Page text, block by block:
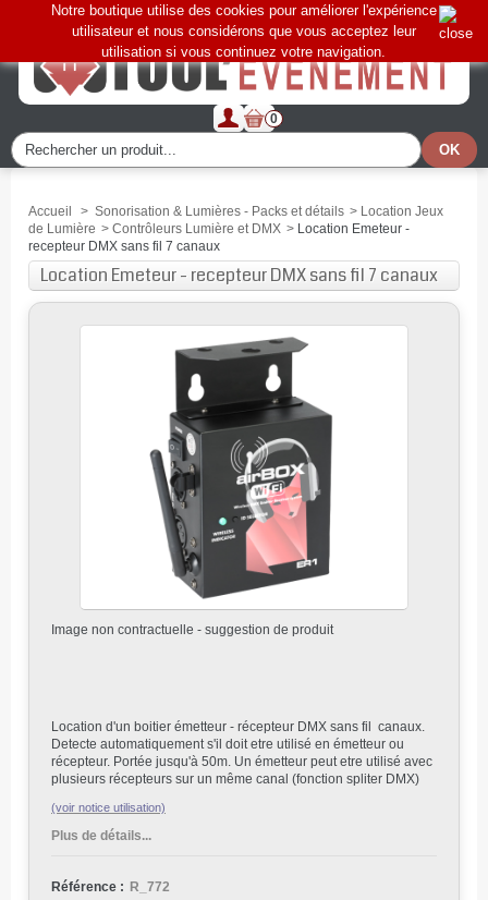
0
Notre boutique utilise des cookies pour améliorer l'expérience
utilisateur et nous considérons que vous acceptez leur
utilisation si vous continuez votre navigation.
Accueil > Sonorisation & Lumières - Packs et détails > Location Jeux
de Lumière > Contrôleurs Lumière et DMX > Location Emeteur -
recepteur DMX sans fil 7 canaux
Location Emeteur - recepteur DMX sans fil 7 canaux
Image non contractuelle - suggestion de produit
Location d'un boitier émetteur - récepteur DMX sans fil canaux.
Detecte automatiquement s'il doit etre utilisé en émetteur ou
récepteur. Portée jusqu'à 50m. Un émetteur peut etre utilisé avec
plusieurs récepteurs sur un même canal (fonction spliter DMX)
(voir notice utilisation)
Plus de détails...
Référence : R_772